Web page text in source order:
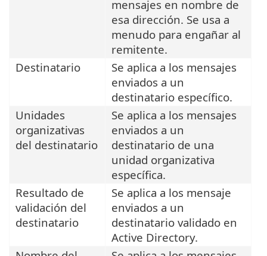
mensajes en nombre de
esa dirección. Se usa a
menudo para engañar al
remitente.
Destinatario
Se aplica a los mensajes
enviados a un
destinatario específico.
Unidades
organizativas
del destinatario
Se aplica a los mensajes
enviados a un
destinatario de una
unidad organizativa
específica.
Resultado de
validación del
destinatario
Se aplica a los mensaje
enviados a un
destinatario validado en
Active Directory.